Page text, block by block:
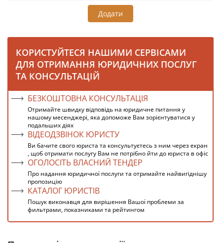
Додати
КОРИСТУЙТЕСЯ НАШИМИ СЕРВІСАМИ
ДЛЯ ОТРИМАННЯ ЮРИДИЧНИХ ПОСЛУГ
ТА КОНСУЛЬТАЦІЙ
БЕЗКОШТОВНА КОНСУЛЬТАЦІЯ
Отримайте швидку відповідь на юридичне питання у
нашому месенджері, яка допоможе Вам зорієнтуватися у
подальших діях
ВІДЕОДЗВІНОК ЮРИСТУ
Ви бачите свого юриста та консультуєтесь з ним через екран
, щоб отримати послугу Вам не потрібно йти до юриста в офіс
ОГОЛОСІТЬ ВЛАСНИЙ ТЕНДЕР
Про надання юридичної послуги та отримайте найвигіднішу
пропозицію
КАТАЛОГ ЮРИСТІВ
Пошук виконавця для вирішення Вашої проблеми за
фильтрами, показниками та рейтингом